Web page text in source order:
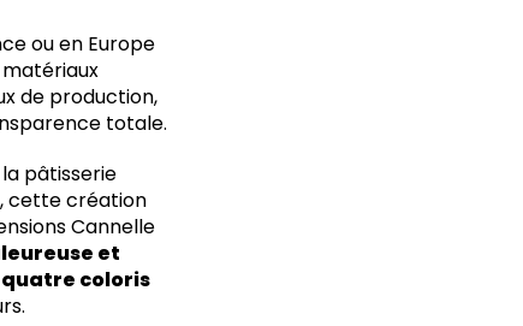
ou en Europe
de production,
totale.
pâtisserie
cette création
Cannelle
et
quatre coloris